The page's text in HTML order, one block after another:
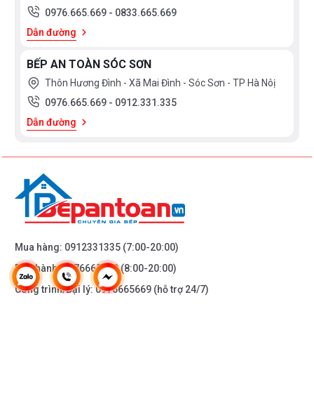
0976.665.669 - 0833.665.669
Dẫn đường
BẾP AN TOÀN SÓC SƠN
Thôn Hương Đình - Xã Mai Đình - Sóc Sơn - TP Hà Nôị
0976.665.669 - 0912.331.335
Dẫn đường
Mua hàng: 0912331335 (7:00-20:00)
Bảo hành:0976665669(8:00-20:00)
Công trình/Đại lý:0976665669 (hỗ trợ 24/7)